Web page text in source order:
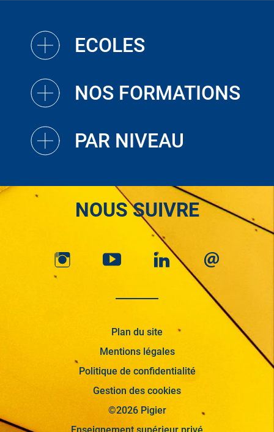
ECOLES
NOS FORMATIONS
PAR NIVEAU
NOUS SUIVRE
Plan du site
Mentions légales
Politique de confidentialité
Gestion des cookies
©2026 Pigier